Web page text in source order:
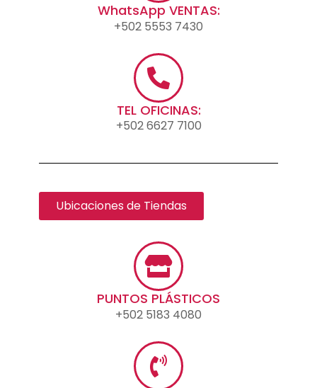
WhatsApp VENTAS:
+502 5553 7430
TEL OFICINAS:
+502 6627 7100
Ubicaciones de Tiendas
PUNTOS PLÁSTICOS
+502 5183 4080